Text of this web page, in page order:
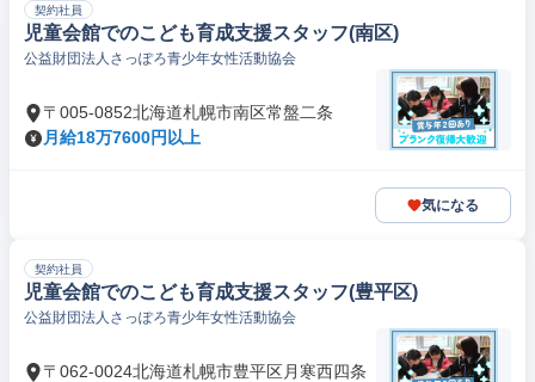
契約社員
児童会館でのこども育成支援スタッフ(南区)
公益財団法人さっぽろ青少年女性活動協会
〒005-0852北海道札幌市南区常盤二条
月給18万7600円以上
気になる
契約社員
児童会館でのこども育成支援スタッフ(豊平区)
公益財団法人さっぽろ青少年女性活動協会
〒062-0024北海道札幌市豊平区月寒西四条